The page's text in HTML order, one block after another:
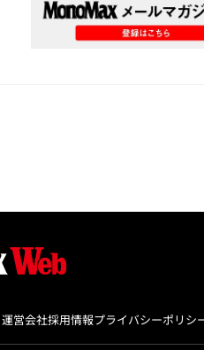
運営会社採用情報プライバシーポリシ